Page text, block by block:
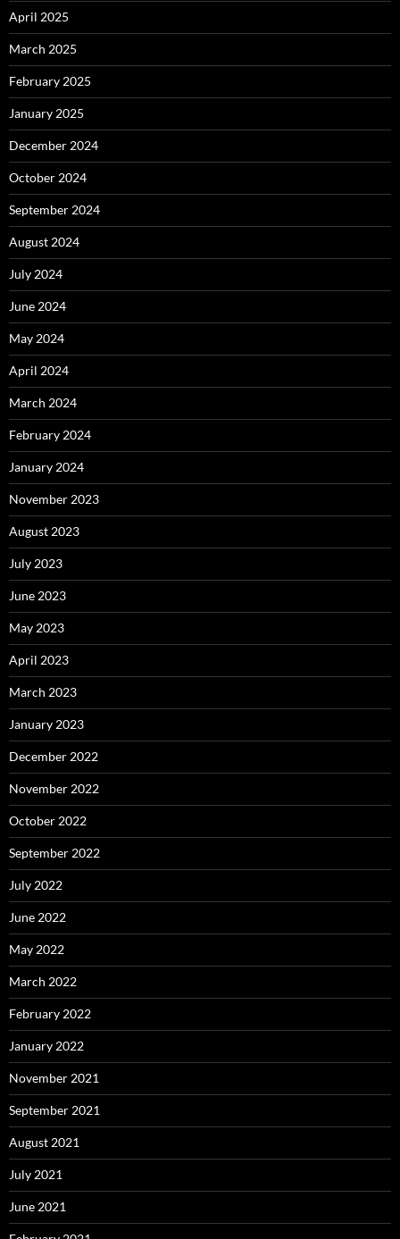
April 2025
March 2025
February 2025
January 2025
December 2024
October 2024
September 2024
August 2024
July 2024
June 2024
May 2024
April 2024
March 2024
February 2024
January 2024
November 2023
August 2023
July 2023
June 2023
May 2023
April 2023
March 2023
January 2023
December 2022
November 2022
October 2022
September 2022
July 2022
June 2022
May 2022
March 2022
February 2022
January 2022
November 2021
September 2021
August 2021
July 2021
June 2021